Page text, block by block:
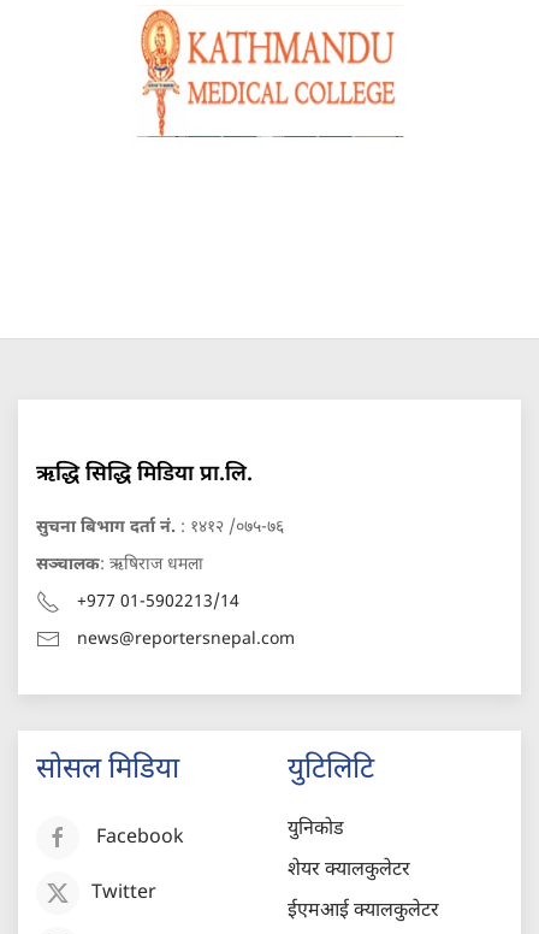
ऋद्धि सिद्धि मिडिया प्रा.लि.
सुचना बिभाग दर्ता नं. : १४१२ /०७५-७६
सञ्चालक: ऋषिराज धमला
+977 01-5902213/14
news@reportersnepal.com
सोसल मिडिया
Facebook
Twitter
युटिलिटि
युनिकोड
शेयर क्यालकुलेटर
ईएमआई क्यालकुलेटर